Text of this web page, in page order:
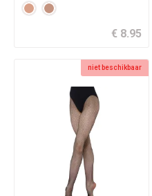
€ 8.95
niet beschikbaar